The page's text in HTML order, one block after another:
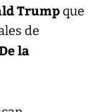
Trumpque
de
De la